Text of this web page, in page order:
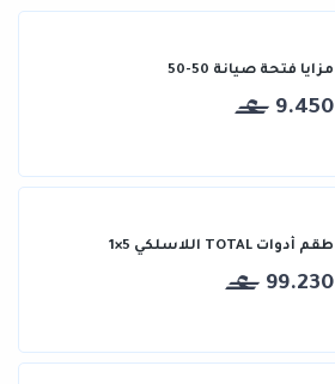
مزايا فتحة صيانة 50-50
9.450
طقم أدوات TOTAL اللاسلكي 5×1
99.230